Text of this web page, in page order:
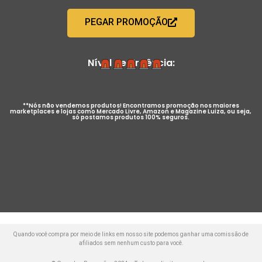
PEGAR PROMOÇÃO
Nível de Urgência:
**Nós não vendemos produtos! Encontramos promoção nos maiores
marketplaces e lojas como Mercado Livre, Amazon e Magazine Luiza, ou seja,
só postamos produtos 100% seguros.
Quando você compra por meio de links em nosso site podemos ganhar uma comissão de
afiliados sem nenhum custo para você.